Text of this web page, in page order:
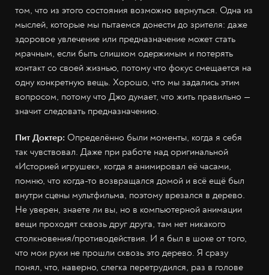
том, что из этого состояния возможно вернуться. Одна из
мыслей, которые мы пытаемся донести до зрителя: даже
здоровое увлечение или предназначение может стать
мрачным, если быть слишком одержимым и потерять
контакт со своей жизнью, потому что фокус смещается на
одну конкретную вещь. Хорошо, что мы задались этим
вопросом, потому что Джо думает, что жить правильно —
значит следовать предназначению.
Пит Доктер: Определённо были моменты, когда я себя
так чувствовал. Даже при работе над оригинальной
«Историей игрушек», когда я анимировал её часами,
помню, что когда-то возвращался домой и всё ещё был
внутри сцены мультфильма, поэтому врезался в дерево.
Не уверен, знаете ли вы, но в компьютерной анимации
вещи проходят сквозь друг друга, там нет никакого
столкновения/противодействия. И я был в шоке от того,
что мои руки не прошли сквозь это дерево. Я сразу
понял, что, наверно, слегка перетрудился, раз в голове